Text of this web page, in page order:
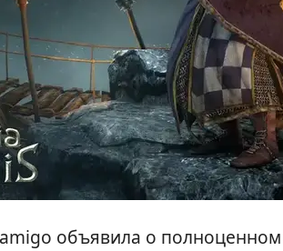
объявила о полноценном